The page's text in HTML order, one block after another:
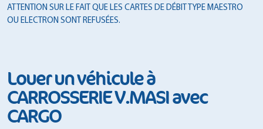
ATTENTION SUR LE FAIT QUE LES CARTES DE DÉBIT TYPE MAESTRO
OU ELECTRON SONT REFUSÉES.
Louer un véhicule à
CARROSSERIE V.MASI avec
CARGO